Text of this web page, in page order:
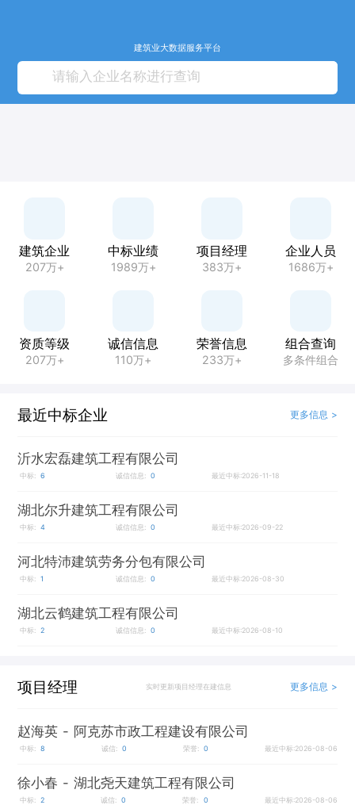
建筑业大数据服务平台
建筑企业
207万+
中标业绩
1989万+
项目经理
383万+
企业人员
1686万+
资质等级
207万+
诚信信息
110万+
荣誉信息
233万+
组合查询
多条件组合
最近中标企业 更多信息 >
沂水宏磊建筑工程有限公司
中标: 6 诚信信息: 0 最近中标:2026-11-18
湖北尔升建筑工程有限公司
中标: 4 诚信信息: 0 最近中标:2026-09-22
河北特沛建筑劳务分包有限公司
中标: 1 诚信信息: 0 最近中标:2026-08-30
湖北云鹤建筑工程有限公司
中标: 2 诚信信息: 0 最近中标:2026-08-10
项目经理 实时更新项目经理在建信息 更多信息 >
赵海英 - 阿克苏市政工程建设有限公司
中标: 8 诚信: 0 荣誉: 0 最近中标:2026-08-06
徐小春 - 湖北尧天建筑工程有限公司
中标: 2 诚信: 0 荣誉: 0 最近中标:2026-08-06